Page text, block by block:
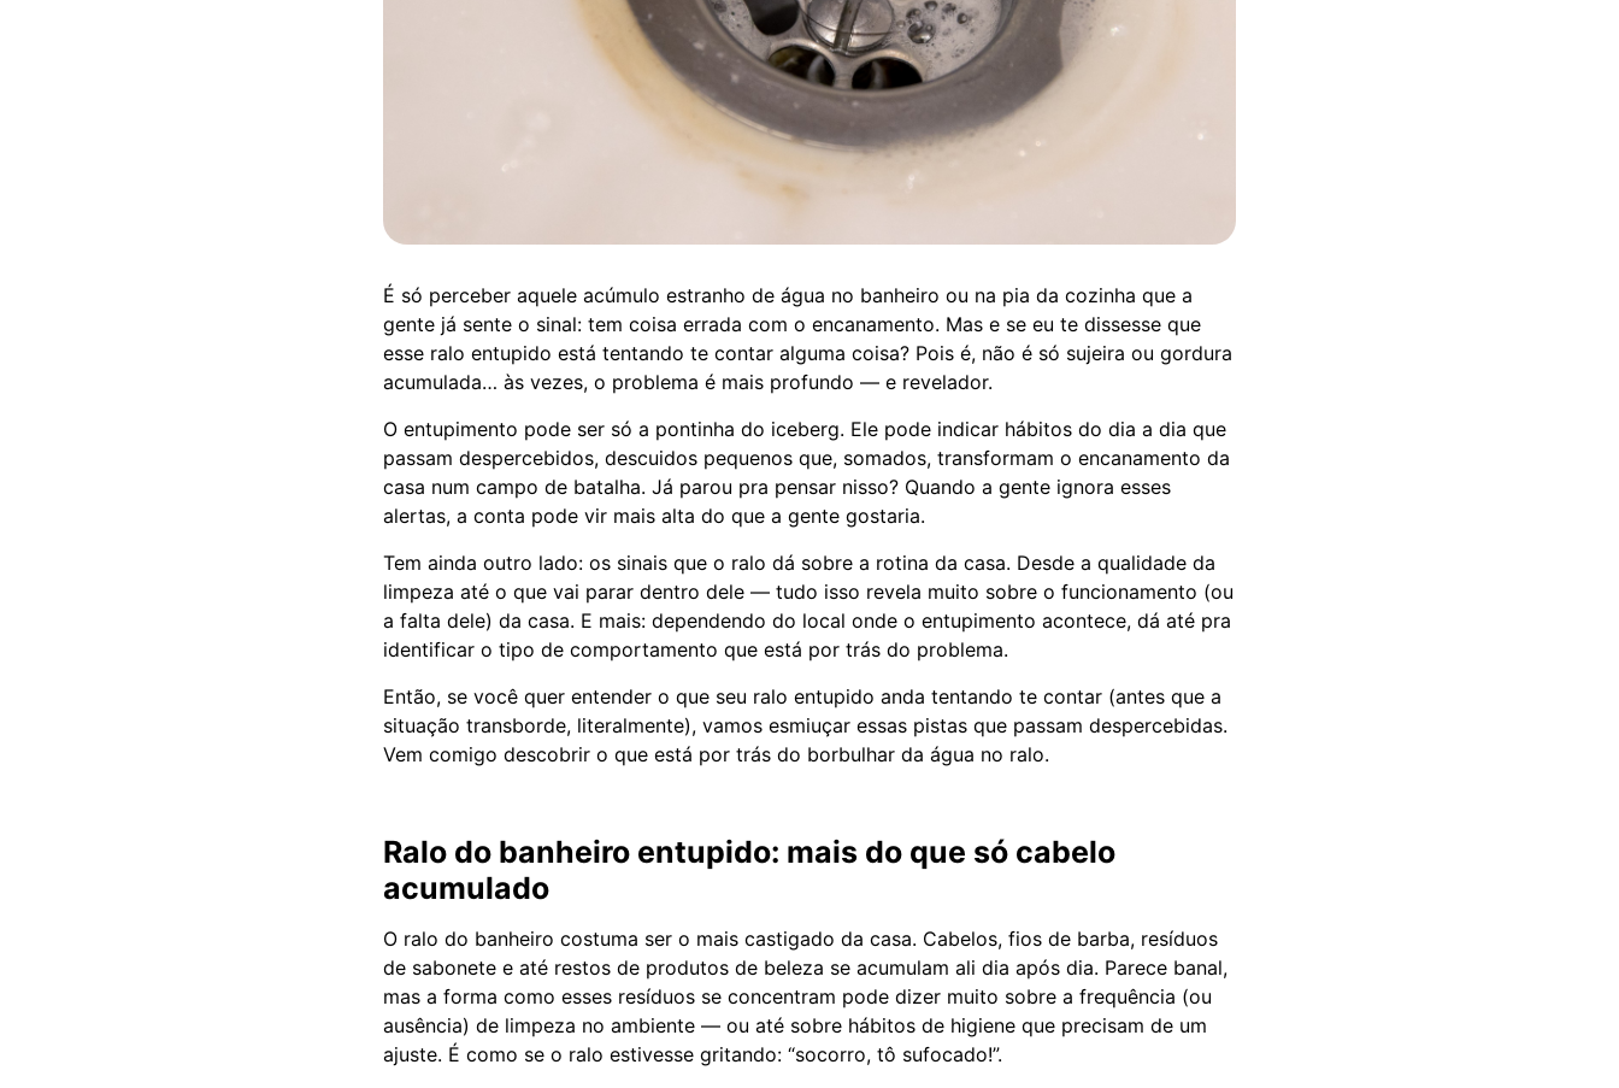
É só perceber aquele acúmulo estranho de água no banheiro ou na pia da cozinha que a
gente já sente o sinal: tem coisa errada com o encanamento. Mas e se eu te dissesse que
esse ralo entupido está tentando te contar alguma coisa? Pois é, não é só sujeira ou gordura
acumulada… às vezes, o problema é mais profundo — e revelador.
O entupimento pode ser só a pontinha do iceberg. Ele pode indicar hábitos do dia a dia que
passam despercebidos, descuidos pequenos que, somados, transformam o encanamento da
casa num campo de batalha. Já parou pra pensar nisso? Quando a gente ignora esses
alertas, a conta pode vir mais alta do que a gente gostaria.
Tem ainda outro lado: os sinais que o ralo dá sobre a rotina da casa. Desde a qualidade da
limpeza até o que vai parar dentro dele — tudo isso revela muito sobre o funcionamento (ou
a falta dele) da casa. E mais: dependendo do local onde o entupimento acontece, dá até pra
identificar o tipo de comportamento que está por trás do problema.
Então, se você quer entender o que seu ralo entupido anda tentando te contar (antes que a
situação transborde, literalmente), vamos esmiuçar essas pistas que passam despercebidas.
Vem comigo descobrir o que está por trás do borbulhar da água no ralo.
Ralo do banheiro entupido: mais do que só cabelo
acumulado
O ralo do banheiro costuma ser o mais castigado da casa. Cabelos, fios de barba, resíduos
de sabonete e até restos de produtos de beleza se acumulam ali dia após dia. Parece banal,
mas a forma como esses resíduos se concentram pode dizer muito sobre a frequência (ou
ausência) de limpeza no ambiente — ou até sobre hábitos de higiene que precisam de um
ajuste. É como se o ralo estivesse gritando: “socorro, tô sufocado!”.